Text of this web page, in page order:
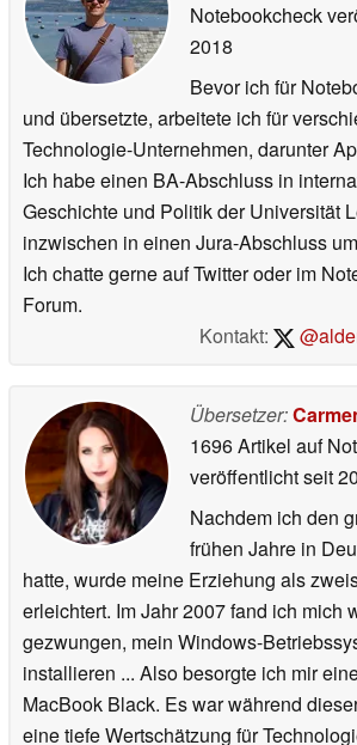
Notebookcheck
2018
Bevor ich für
und übersetzte, arbeitete ich für
Technologie-Unternehmen, darunter
Ich habe einen BA-Abschluss in
Geschichte und Politik der Universität
inzwischen in einen Jura-Abschluss
Ich chatte gerne auf Twitter oder im
Forum.
Kontakt:
Übersetzer:
1696 Artikel auf
veröffentlichtseit
Nachdem ich den
frühen Jahre in
hatte, wurde meine Erziehung als
erleichtert. Im Jahr 2007 fand ich mich
gezwungen, mein Windows-
installieren ... Also besorgte ich mir
MacBook Black. Es war während
eine tiefe Wertschätzung für